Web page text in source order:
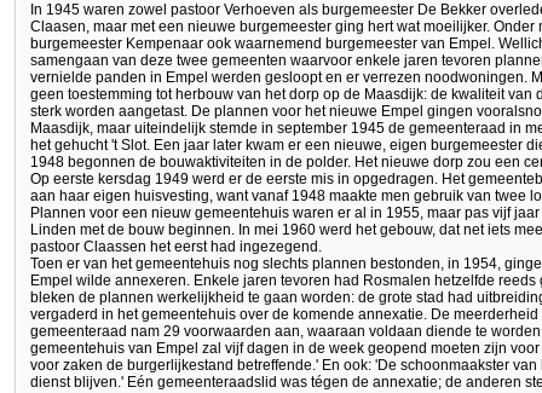
In 1945 waren zowel pastoor Verhoeven als burgemeester De Bekker
Claasen, maar met een nieuwe burgemeester ging hert wat moeilijker.
burgemeester Kempenaar ook waarnemend burgemeester van Empel.
samengaan van deze twee gemeenten waarvoor enkele jaren tevoren
vernielde panden in Empel werden gesloopt en er verrezen noodwoningen.
geen toestemming tot herbouw van het dorp op de Maasdijk: de kwaliteit van
sterk worden aangetast. De plannen voor het nieuwe Empel gingen
Maasdijk, maar uiteindelijk stemde in september 1945 de gemeenteraad in
het gehucht 't Slot. Een jaar later kwam er een nieuwe, eigen burgemeester
1948 begonnen de bouwaktiviteiten in de polder. Het nieuwe dorp zou een
Op eerste kersdag 1949 werd er de eerste mis in opgedragen. Het
aan haar eigen huisvesting, want vanaf 1948 maakte men gebruik van twee
Plannen voor een nieuw gemeentehuis waren er al in 1955, maar pas vijf
Linden met de bouw beginnen. In mei 1960 werd het gebouw, dat net iets
pastoor Claassen het eerst had ingezegend.
Toen er van het gemeentehuis nog slechts plannen bestonden, in 1954,
Empel wilde annexeren. Enkele jaren tevoren had Rosmalen hetzelfde
bleken de plannen werkelijkheid te gaan worden: de grote stad had
vergaderd in het gemeentehuis over de komende annexatie. De
gemeenteraad nam 29 voorwaarden aan, waaraan voldaan diende te
gemeentehuis van Empel zal vijf dagen in de week geopend moeten zijn
voor zaken de burgerlijkestand betreffende.' En ook: 'De schoonmaakster
dienst blijven.' Eén gemeenteraadslid was tégen de annexatie; de anderen